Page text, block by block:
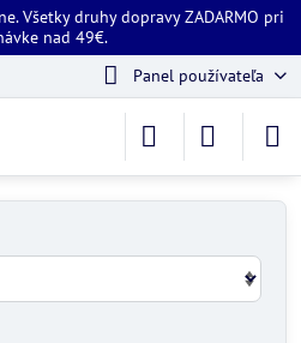
Všetky druhy dopravy ZADARMO pri
nad 49€.
Panel používateľa